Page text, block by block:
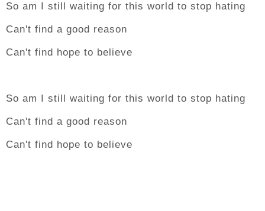
So am I still waiting for this world to stop hating
Can't find a good reason
Can't find hope to believe
So am I still waiting for this world to stop hating
Can't find a good reason
Can't find hope to believe